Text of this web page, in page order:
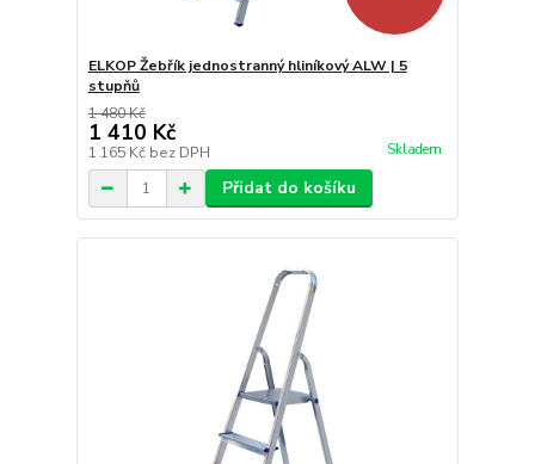
ELKOP Žebřík jednostranný hliníkový ALW | 5
stupňů
1 480 Kč
1 410 Kč
1 165 Kč bez DPH Skladem
Přidat do košíku